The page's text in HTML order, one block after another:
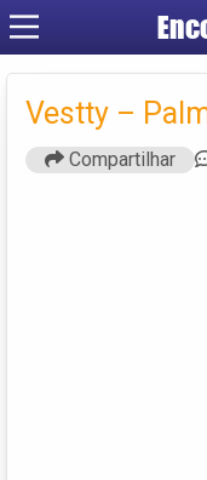
Vestty –
Compartilhar